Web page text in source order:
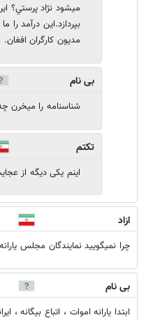
ميشود نژاد پرستي؟
مديون كارگران
بی نام
شناسنامه را میخرن
تکتم
اینم یکی دیگه از
ازاد
چرا نمیگویید نمایندگان مجلس
بی نام
ابتدا يارانه اموات ، اتباع بيگانه